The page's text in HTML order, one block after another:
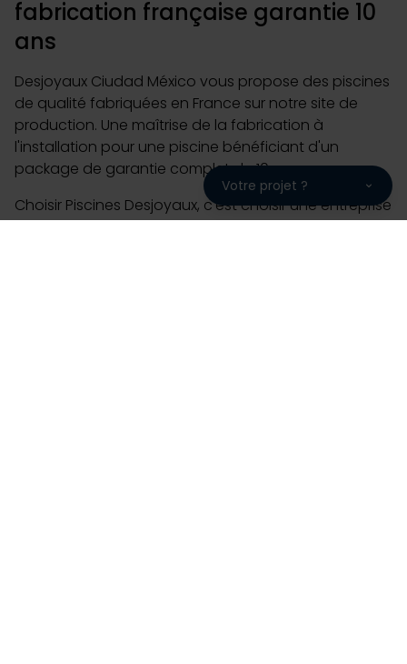
fabrication française garantie 10
ans
Desjoyaux Ciudad México vous propose des piscines
de qualité fabriquées en France sur notre site de
production. Une maîtrise de la fabrication à
l'installation pour une piscine bénéficiant d'un
package de garantie complet de 10 ans.
Choisir Piscines Desjoyaux, c'est choisir une entreprise
familiale avec 220 000 piscines installées sur les 5
Votre projet ?